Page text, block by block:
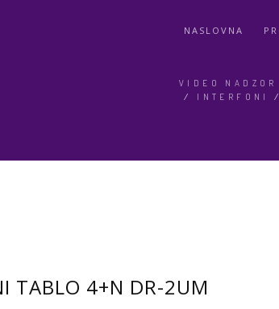
NASLOVNA
VIDEO
/ INTERFONI
TABLO 4+N DR-2UM